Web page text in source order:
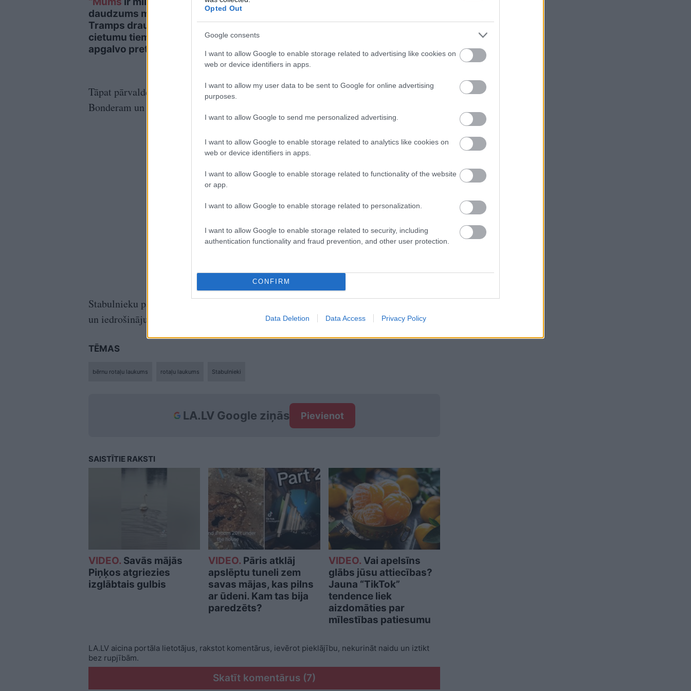
Opted Out
Google consents
I want to allow Google to enable storage related to advertising like cookies on
web or device identifiers in apps.
I want to allow my user data to be sent to Google for online advertising
purposes.
I want to allow Google to send me personalized advertising.
I want to allow Google to enable storage related to analytics like cookies on
web or device identifiers in apps.
I want to allow Google to enable storage related to functionality of the website
or app.
I want to allow Google to enable storage related to personalization.
I want to allow Google to enable storage related to security, including
authentication functionality and fraud prevention, and other user protection.
CONFIRM
Data Deletion Data Access Privacy Policy
daudzums munīcijas!”
Tramps draud ar
cietumu tiem, kuri
apgalvo pretējo
priekšā!” Bauskas
novadā nošauto suņu
saimnieks tiesā nespēj
valdīt asaras
operatora “Digitours”
neapskaužamā
situācijā
Tāpat pārvalde izsaka pateicību darbu organizatoram, iedzīvotājam Edvīnam
Bonderam un pārējiem darītājiem – gan lieliem, gan maziem.
Stabulnieku pagasta pārvalde novēl, lai šis labi padarītais darbs ir kā labs piemērs
un iedrošinājums citiem darītgribētājiem.
TĒMAS
bērnu rotaļu laukums rotaļu laukums Stabulnieki
LA.LV Google ziņās Pievienot
SAISTĪTIE RAKSTI
VIDEO. Savās mājās
Piņķos atgriezies
izglābtais gulbis
VIDEO. Pāris atklāj
apslēptu tuneli zem
savas mājas, kas pilns
ar ūdeni. Kam tas bija
paredzēts?
VIDEO. Vai apelsīns
glābs jūsu attiecības?
Jauna “TikTok”
tendence liek
aizdomāties par
mīlestības patiesumu
LA.LV aicina portāla lietotājus, rakstot komentārus, ievērot pieklājību, nekurināt naidu un iztikt
bez rupjībām.
Skatīt komentārus (7)